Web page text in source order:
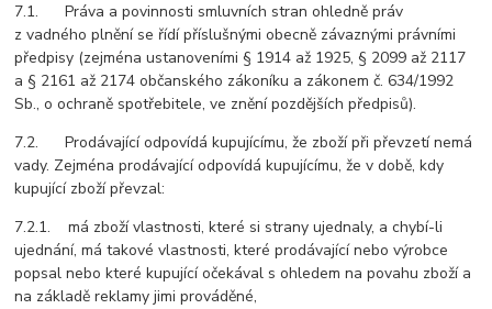
7.1. Práva a povinnosti smluvních stran ohledně práv
z vadného plnění se řídí příslušnými obecně závaznými právními
předpisy (zejména ustanoveními § 1914 až 1925, § 2099 až 2117
a § 2161 až 2174 občanského zákoníku a zákonem č. 634/1992
Sb., o ochraně spotřebitele, ve znění pozdějších předpisů).
7.2. Prodávající odpovídá kupujícímu, že zboží při převzetí nemá
vady. Zejména prodávající odpovídá kupujícímu, že v době, kdy
kupující zboží převzal:
7.2.1. má zboží vlastnosti, které si strany ujednaly, a chybí-li
ujednání, má takové vlastnosti, které prodávající nebo výrobce
popsal nebo které kupující očekával s ohledem na povahu zboží a
na základě reklamy jimi prováděné,